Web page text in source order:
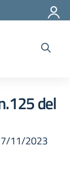
del
11/2023